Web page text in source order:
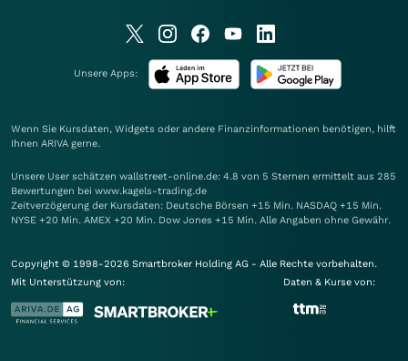
Unsere Apps:
Wenn Sie Kursdaten, Widgets oder andere Finanzinformationen benötigen, hilft
Ihnen ARIVA gerne.
Unsere User schätzen wallstreet-online.de: 4.8 von 5 Sternen ermittelt aus 285
Bewertungen bei www.kagels-trading.de
Zeitverzögerung der Kursdaten: Deutsche Börsen +15 Min. NASDAQ +15 Min.
NYSE +20 Min. AMEX +20 Min. Dow Jones +15 Min. Alle Angaben ohne Gewähr.
Copyright © 1998-2026 Smartbroker Holding AG - Alle Rechte vorbehalten.
Mit Unterstützung von:
Daten & Kurse von: